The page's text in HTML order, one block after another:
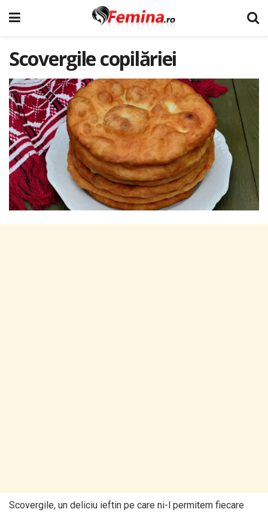
Scovergile copilăriei
Scovergile, un deliciu ieftin pe care ni-l permitem fiecare